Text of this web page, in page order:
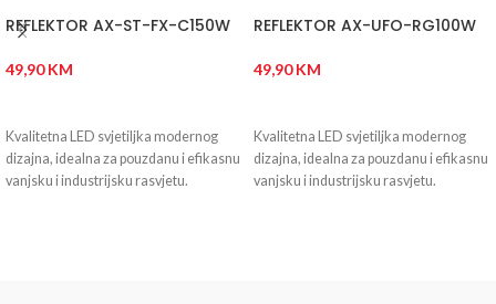
REFLEKTOR AX-ST-FX-C150W
49,90KM
Kvalitetna LED svjetiljka modernog
dizajna, idealna za pouzdanu i efikasnu
vanjsku i industrijsku rasvjetu.
REFLEKTOR AX-UFO-RG100W
49,90KM
Kvalitetna LED svjetiljka modernog
dizajna, idealna za pouzdanu i efikasnu
vanjsku i industrijsku rasvjetu.